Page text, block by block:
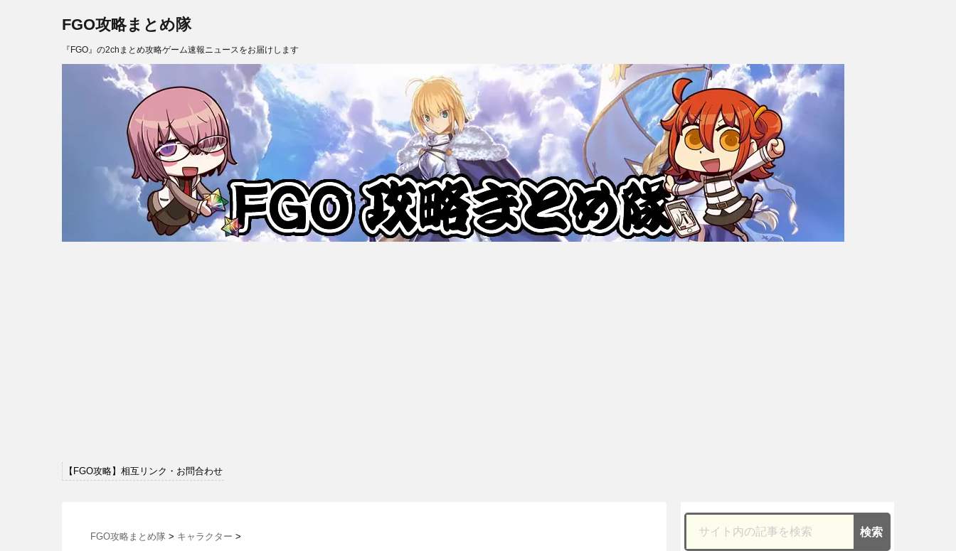
FGO攻略まとめ隊
『FGO』の2chまとめ攻略ゲーム速報ニュースをお届けします
【FGO攻略】相互リンク・お問合わせ
FGO攻略まとめ隊 > キャラクター >